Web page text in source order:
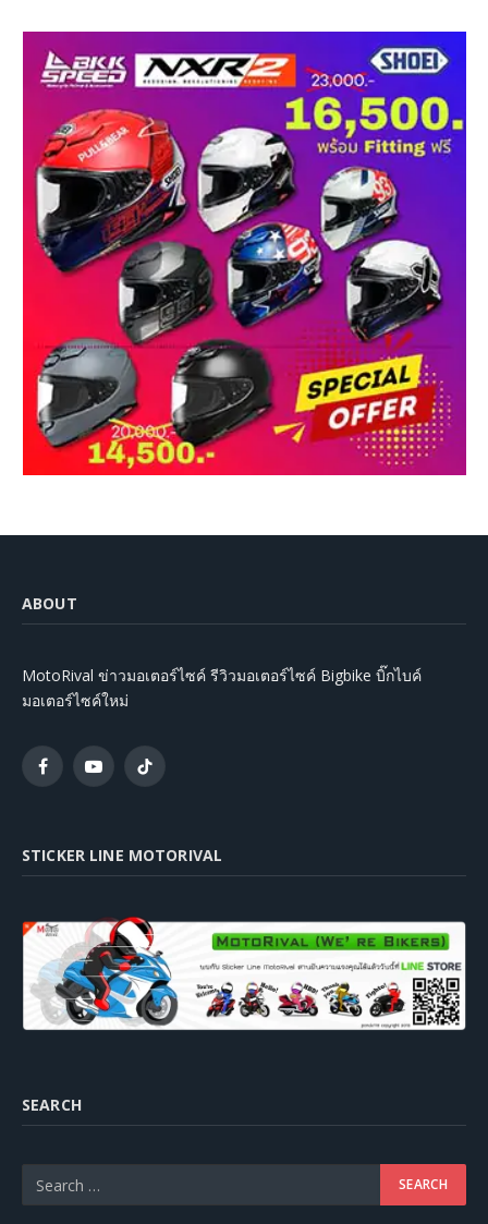
ABOUT
MotoRival ข่าวมอเตอร์ไซค์ รีวิวมอเตอร์ไซค์ Bigbike บิ๊กไบค์
มอเตอร์ไซค์ใหม่
FacebookYouTubeTikTok
STICKER LINE MOTORIVAL
SEARCH